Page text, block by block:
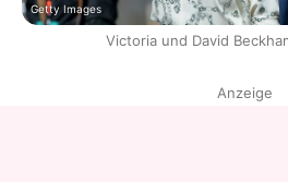
Getty Images
Victoria und David
Anzeige